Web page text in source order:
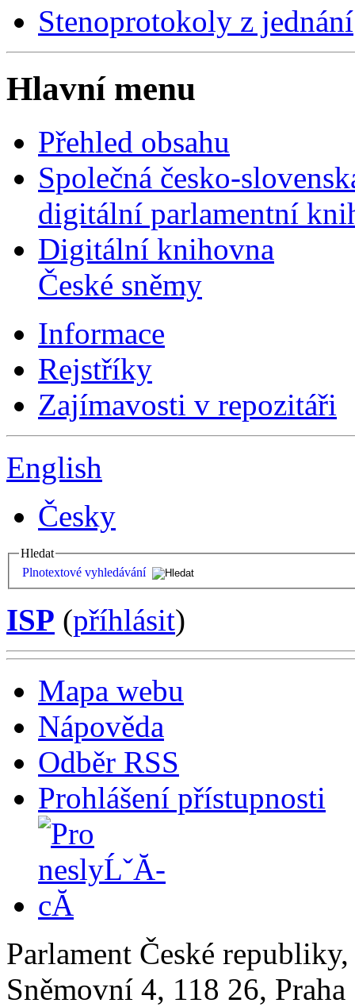
Stenoprotokoly z jednání
Hlavní menu
Přehled obsahu
Společná česko-
digitální parlamentní
Digitální knihovna
České sněmy
Informace
Rejstříky
Zajímavosti v repozitáři
English
Česky
Hledat
Plnotextové vyhledávání
ISP (příhlásit)
Mapa webu
Nápověda
Odběr RSS
Prohlášení přístupnosti
Parlament České
Sněmovní 4, 118 26,